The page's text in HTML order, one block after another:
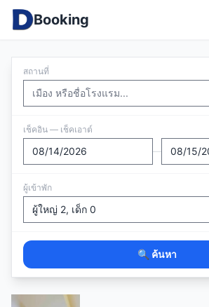
Booking
สถานที่
เช็คอิน — เช็คเอาต์
—
ผู้เข้าพัก
🔍 ค้นหา